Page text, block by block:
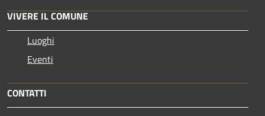
VIVERE IL COMUNE
Luoghi
Eventi
CONTATTI